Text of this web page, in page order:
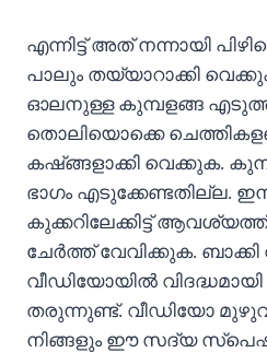
എന്നിട്ട് അത് നന്നായി
പാലും തയ്യാറാക്കി
ഓലനുള്ള കുമ്പളങ്ങ എടുത്ത്
തൊലിയൊക്കെ
കഷ്ങ്ങളാക്കി വെക്കുക.
ഭാഗം എടുക്കേണ്ടതില്ല.
കുക്കറിലേക്കിട്ട്
ചേർത്ത് വേവിക്കുക.
വീഡിയോയിൽ
തരുന്നുണ്ട്. വീഡിയോ
നിങ്ങളും ഈ സദ്യ